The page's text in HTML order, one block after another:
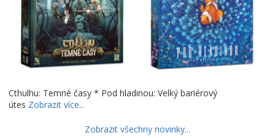
Cthulhu: Temné časy * Pod hladinou: Velký bariérový
útes Zobrazit více...
Zobrazit všechny novinky...